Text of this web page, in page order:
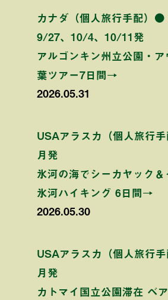
カナダ（個人旅行手配）●
9/27、10/4、10/11発
アルゴンキン州立公園・
葉ツアー7日間→
2026.05.31
USAアラスカ（個人旅行
月発
氷河の海でシーカヤック＆
氷河ハイキング 6日間→
2026.05.30
USAアラスカ（個人旅行
月発
カトマイ国立公園滞在 ベ